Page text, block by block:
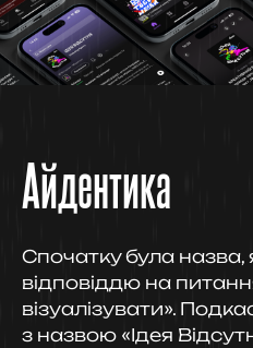
Айдентика
Спочатку була назва,
відповіддю на
візуалізувати».
з назвою «Ідея